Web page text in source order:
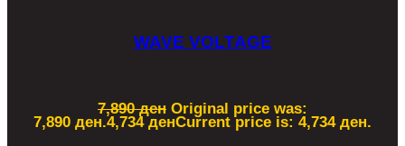
WAVE VOLTAGE
7,890ден Original price was:
7,890 ден.4,734 денCurrent price is: 4,734 ден.